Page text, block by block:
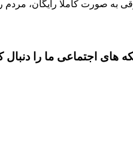
به صورت کاملا رایگان، مردم
اجتماعی ما را دنبال